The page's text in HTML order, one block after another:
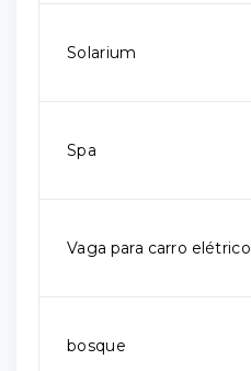
Solarium
Spa
Vaga para carro elétrico
bosque